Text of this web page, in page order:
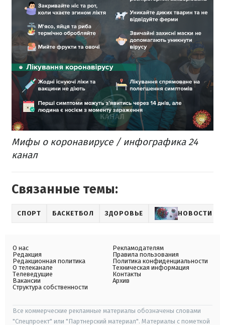
Мифы о коронавирусе / инфографика 24
канал
Связанные темы:
СПОРТ БАСКЕТБОЛ ЗДОРОВЬЕ НОВОСТИ О
О нас
Редакция
Редакционная политика
О телеканале
Телеведущие
Вакансии
Структура собственности
Рекламодателям
Правила пользования
Политика конфиденциальности
Техническая информация
Контакты
Архив
Все коммерческие рекламные материалы обозначены словами
"Спецпроект" или "Партнерский материал". Материалы с пометкой